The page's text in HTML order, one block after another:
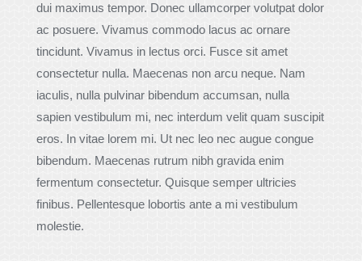
dui maximus tempor. Donec ullamcorper volutpat dolor
ac posuere. Vivamus commodo lacus ac ornare
tincidunt. Vivamus in lectus orci. Fusce sit amet
consectetur nulla. Maecenas non arcu neque. Nam
iaculis, nulla pulvinar bibendum accumsan, nulla
sapien vestibulum mi, nec interdum velit quam suscipit
eros. In vitae lorem mi. Ut nec leo nec augue congue
bibendum. Maecenas rutrum nibh gravida enim
fermentum consectetur. Quisque semper ultricies
finibus. Pellentesque lobortis ante a mi vestibulum
molestie.